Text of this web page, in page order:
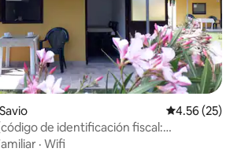
Calificación
4.56 (25)
de identificación fiscal:
· Wifi